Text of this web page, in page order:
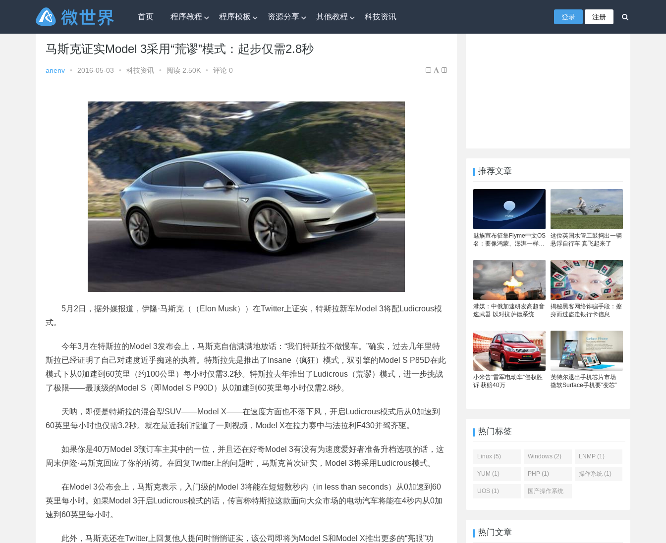
首页 程序教程 程序模板 资源分享 其他教程 科技资讯 登录 注册
微世界» 科技资讯» 马斯克证实Model 3采用“荒谬”模式：起步仅需2.8秒
马斯克证实Model 3采用“荒谬”模式：起步仅需2.8秒
anenv • 2016-05-03 • 科技资讯 • 阅读 2.50K • 评论 0
5月2日，据外媒报道，伊隆·马斯克（（Elon Musk））在Twitter上证实，特斯拉新车Model 3将配Ludicrous模
式。
今年3月在特斯拉的Model 3发布会上，马斯克自信满满地放话：“我们特斯拉不做慢车。”确实，过去几年里特
斯拉已经证明了自己对速度近乎痴迷的执着。特斯拉先是推出了Insane（疯狂）模式，双引擎的Model S P85D在此
模式下从0加速到60英里（约100公里）每小时仅需3.2秒。特斯拉去年推出了Ludicrous（荒谬）模式，进一步挑战
了极限——最顶级的Model S（即Model S P90D）从0加速到60英里每小时仅需2.8秒。
天呐，即便是特斯拉的混合型SUV——Model X——在速度方面也不落下风，开启Ludicrous模式后从0加速到
60英里每小时也仅需3.2秒。就在最近我们报道了一则视频，Model X在拉力赛中与法拉利F430并驾齐驱。
如果你是40万Model 3预订车主其中的一位，并且还在好奇Model 3有没有为速度爱好者准备升档选项的话，这
周末伊隆·马斯克回应了你的祈祷。在回复Twitter上的问题时，马斯克首次证实，Model 3将采用Ludicrous模式。
在Model 3公布会上，马斯克表示，入门级的Model 3将能在短短数秒内（in less than seconds）从0加速到60
英里每小时。如果Model 3开启Ludicrous模式的话，传言称特斯拉这款面向大众市场的电动汽车将能在4秒内从0加
速到60英里每小时。
此外，马斯克还在Twitter上回复他人提问时悄悄证实，该公司即将为Model S和Model X推出更多的“亮眼”功
推荐文章
魅族宣布征集Flyme中文OS
名：要像鸿蒙、澎湃一样响
这位英国水管工鼓捣出一辆
悬浮自行车 真飞起来了
港媒：中俄加速研发高超音
速武器 以对抗萨德系统
揭秘黑客网络诈骗手段：擦
身而过盗走银行卡信息
小米告“雷军电动车”侵权胜
诉 获赔40万
英特尔退出手机芯片市场
微软Surface手机要“变芯”
热门标签
Linux (5) Windows (2) LNMP (1)
YUM (1) PHP (1) 操作系统 (1)
UOS (1) 国产操作系统
热门文章